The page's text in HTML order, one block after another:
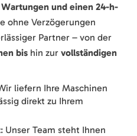
und einen 24-h-
ohne Verzögerungen
Partner – von der
bis hin zur vollständigen
liefern Ihre Maschinen
direkt zu Ihrem
: Unser Team steht Ihnen